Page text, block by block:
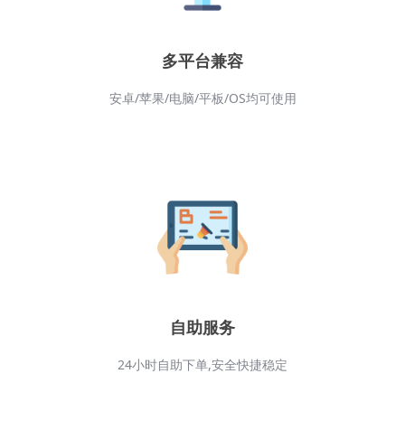
多平台兼容
安卓/苹果/电脑/平板/OS均可使用
自助服务
24小时自助下单,安全快捷稳定